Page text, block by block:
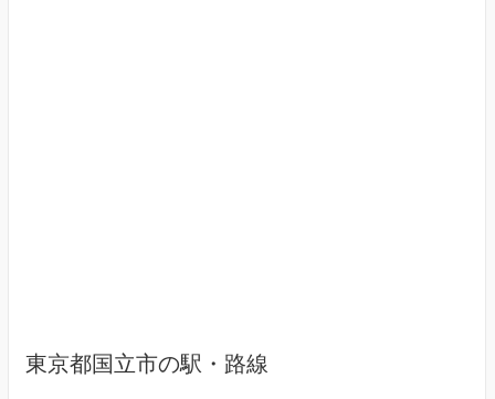
東京都国立市の駅・路線